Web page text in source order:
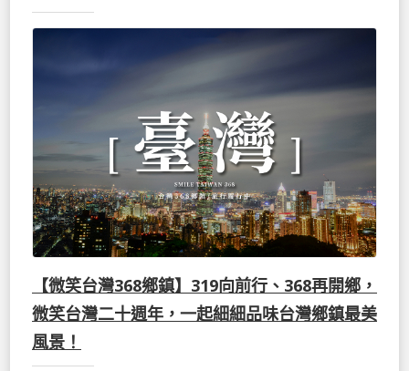
【微笑台灣368鄉鎮】319向前行、368再開鄉，
微笑台灣二十週年，一起細細品味台灣鄉鎮最美
風景！